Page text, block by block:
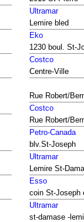
Ultramar
Lemire bled
Eko
1230 boul. St-
Costco
Centre-Ville
Rue Robert/
Costco
Rue Robert/
Petro-Canada
blv.St-Joseph
Ultramar
Lemire St-
Esso
coin St-Joseph
Ultramar
st-damase -